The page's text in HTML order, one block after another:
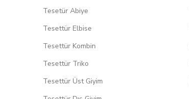
Tesetür Abiye
Tesettür Elbise
Tesettür Kombin
Tesettür Triko
Tesettür Üst Giyim